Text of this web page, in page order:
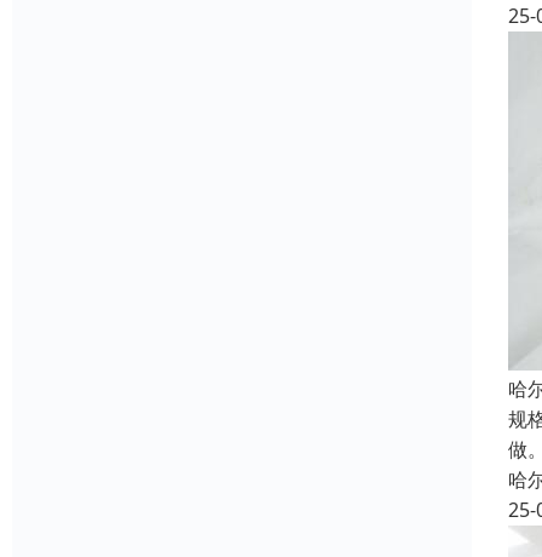
25-
哈
规
做
哈
25-